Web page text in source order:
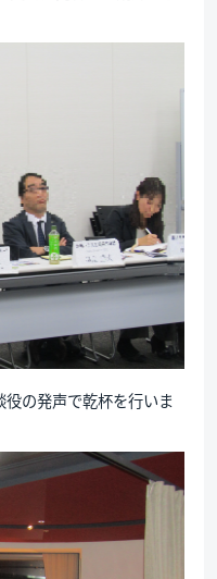
の発声で乾杯を行いま